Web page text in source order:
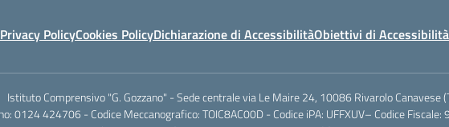
Privacy PolicyCookies PolicyDichiarazione di AccessibilitàObiettivi di Accessibilità
Istituto Comprensivo "G. Gozzano" - Sede centrale via Le Maire 24, 10086 Rivarolo Canavese
0124 424706 - Codice Meccanografico: TOIC8AC00D - Codice iPA: UFFXUV– Codice